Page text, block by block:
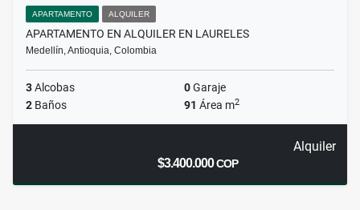
APARTAMENTO ALQUILER
APARTAMENTO EN ALQUILER EN LAURELES
Medellín, Antioquia, Colombia
3Alcobas 0Garaje
2 Baños 91 Área m2
Alquiler
$3.400.000COP